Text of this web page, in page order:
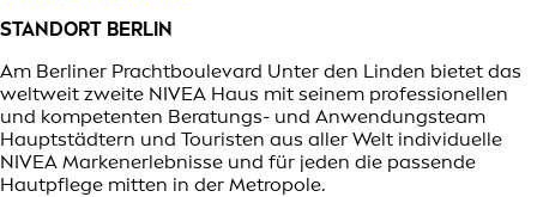
STANDORT BERLIN
Am Berliner Prachtboulevard Unter den Linden bietet das
weltweit zweite NIVEA Haus mit seinem professionellen
und kompetenten Beratungs- und Anwendungsteam
Hauptstädtern und Touristen aus aller Welt individuelle
NIVEA Markenerlebnisse und für jeden die passende
Hautpflege mitten in der Metropole.